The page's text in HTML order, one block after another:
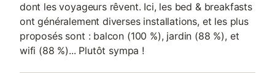
dont les voyageurs rêvent. Ici, les bed & breakfasts
ont généralement diverses installations, et les plus
proposés sont : balcon (100 %), jardin (88 %), et
wifi (88 %)... Plutôt sympa !